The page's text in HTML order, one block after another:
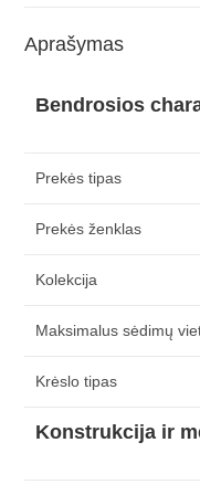
Aprašymas
Bendrosios
Prekės tipas
Prekės ženklas
Kolekcija
Maksimalus sėdimų
Krėslo tipas
Konstrukcija ir